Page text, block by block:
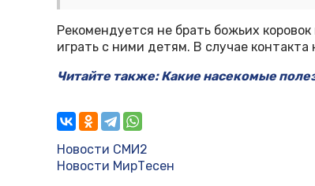
Рекомендуется не брать божьих
играть с ними детям. В случае
Читайте также: Какие насекомые
Новости СМИ2
Новости МирТесен